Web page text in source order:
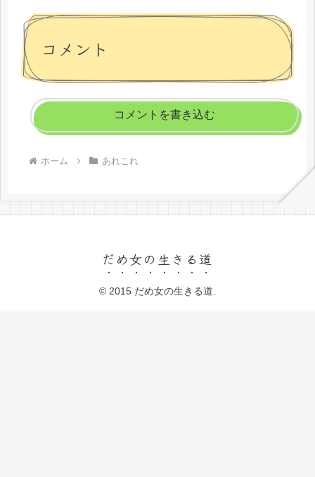
コメント
コメントを書き込む
ホーム あれこれ
だめ女の生きる道
© 2015 だめ女の生きる道.